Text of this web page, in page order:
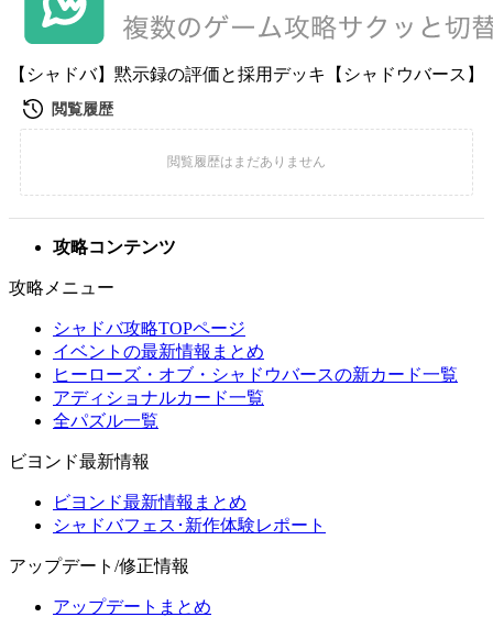
【シャドバ】黙示録の評価と採用デッキ【シャドウバース】
攻略コンテンツ
攻略メニュー
シャドバ攻略TOPページ
イベントの最新情報まとめ
ヒーローズ・オブ・シャドウバースの新カード一覧
アディショナルカード一覧
全パズル一覧
ビヨンド最新情報
ビヨンド最新情報まとめ
シャドバフェス･新作体験レポート
アップデート/修正情報
アップデートまとめ